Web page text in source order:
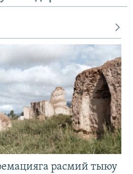
расмий тыюу